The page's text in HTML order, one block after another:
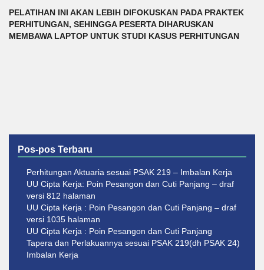
PELATIHAN INI AKAN LEBIH DIFOKUSKAN PADA PRAKTEK
PERHITUNGAN, SEHINGGA PESERTA DIHARUSKAN
MEMBAWA LAPTOP UNTUK STUDI KASUS PERHITUNGAN
Pos-pos Terbaru
Perhitungan Aktuaria sesuai PSAK 219 – Imbalan Kerja
UU Cipta Kerja: Poin Pesangon dan Cuti Panjang – draf
versi 812 halaman
UU Cipta Kerja : Poin Pesangon dan Cuti Panjang – draf
versi 1035 halaman
UU Cipta Kerja : Poin Pesangon dan Cuti Panjang
Tapera dan Perlakuannya sesuai PSAK 219(dh PSAK 24)
Imbalan Kerja